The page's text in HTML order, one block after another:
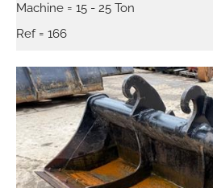
Machine = 15 - 25 Ton
Ref = 166